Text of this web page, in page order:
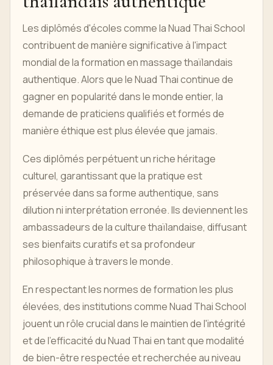
Les diplômés d'écoles comme la Nuad Thai School
contribuent de manière significative à l'impact
mondial de la formation en massage thaïlandais
authentique. Alors que le Nuad Thai continue de
gagner en popularité dans le monde entier, la
demande de praticiens qualifiés et formés de
manière éthique est plus élevée que jamais.
Ces diplômés perpétuent un riche héritage
culturel, garantissant que la pratique est
préservée dans sa forme authentique, sans
dilution ni interprétation erronée. Ils deviennent les
ambassadeurs de la culture thaïlandaise, diffusant
ses bienfaits curatifs et sa profondeur
philosophique à travers le monde.
En respectant les normes de formation les plus
élevées, des institutions comme Nuad Thai School
jouent un rôle crucial dans le maintien de l'intégrité
et de l'efficacité du Nuad Thai en tant que modalité
de bien-être respectée et recherchée au niveau